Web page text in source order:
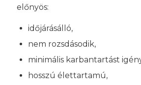
előnyös:
időjárásálló,
nem rozsdásodik,
minimális karbantartást
hosszú élettartamú,